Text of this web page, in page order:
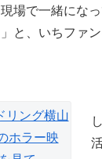
場で一緒にな
と、いちファ